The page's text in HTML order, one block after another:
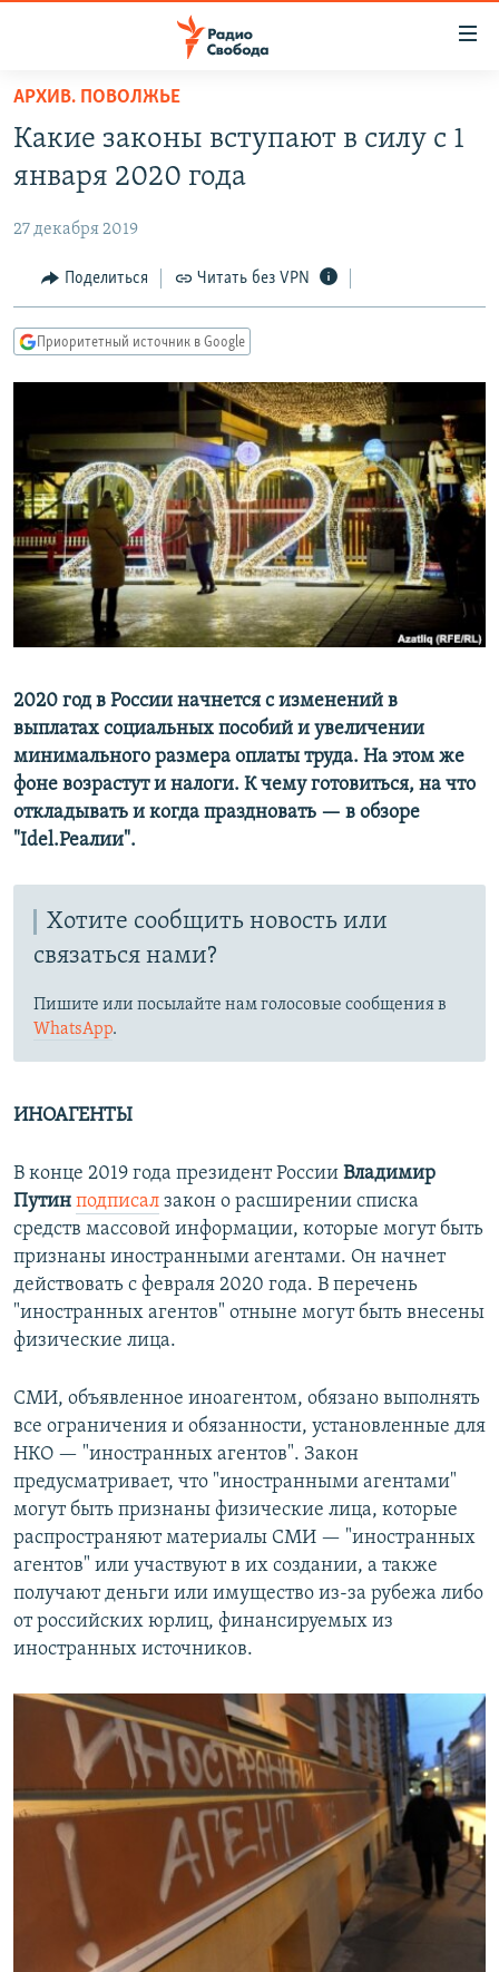
упрощенного
доступа
основному
Вернутся
главной
навигации
Вернутся
поиску
АВТОРСКИЕ ПРОЕКТЫ
ЦИТАТЫ СВОБОДЫ
МНЕНИЯ
IDEL.РЕАЛИИ
СЕВЕР.РЕАЛИИ
СИБИРЬ.РЕАЛИИ
РАСПИСАНИЕ ВЕЩАНИЯ
ПОДПИШИТЕСЬ НА РАССЫЛКУ
СОЦИАЛЬНЫЕ СЕТИ
Все сайты РСЕ/РС
АРХИВ. ПОВОЛЖЬЕ
Какие законы вступают в силу с 1
января 2020 года
27 декабря 2019
Поделиться Читать без VPN
Приоритетный источник в Google
2020 год в России начнется с изменений в
выплатах социальных пособий и увеличении
минимального размера оплаты труда. На этом же
фоне возрастут и налоги. К чему готовиться, на что
откладывать и когда праздновать — в обзоре
"Idel.Реалии".
Хотите сообщить новость или
связаться нами?
Пишите или посылайте нам голосовые сообщения в
WhatsApp.
ИНОАГЕНТЫ
В конце 2019 года президент России Владимир
Путин подписал закон о расширении списка
средств массовой информации, которые могут быть
признаны иностранными агентами. Он начнет
действовать с февраля 2020 года. В перечень
"иностранных агентов" отныне могут быть внесены
физические лица.
СМИ, объявленное иноагентом, обязано выполнять
все ограничения и обязанности, установленные для
НКО — "иностранных агентов". Закон
предусматривает, что "иностранными агентами"
могут быть признаны физические лица, которые
распространяют материалы СМИ — "иностранных
агентов" или участвуют в их создании, а также
получают деньги или имущество из‑за рубежа либо
от российских юрлиц, финансируемых из
иностранных источников.